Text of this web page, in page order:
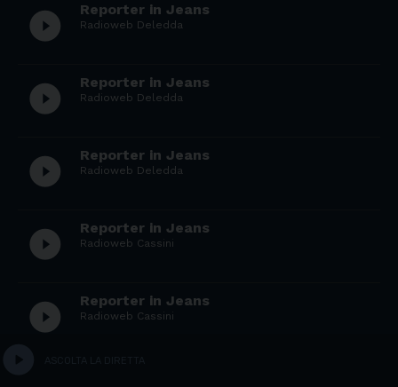
play_circle_filled Reporter in Jeans
Radioweb Deledda
play_circle_filled Reporter in Jeans
Radioweb Deledda
play_circle_filled Reporter in Jeans
Radioweb Deledda
play_circle_filled Reporter in Jeans
Radioweb Cassini
play_circle_filled Reporter in Jeans
Radioweb Cassini